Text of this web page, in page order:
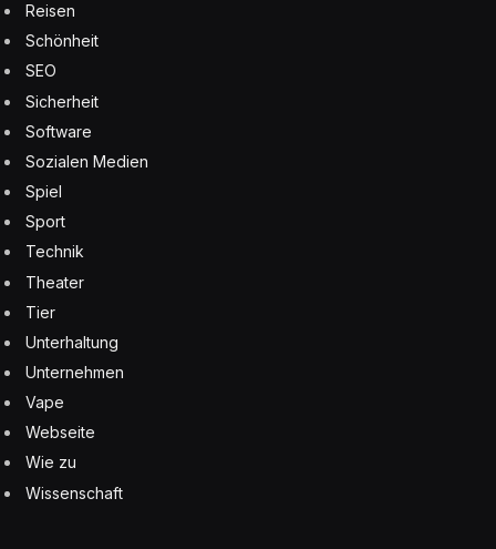
Reisen
Schönheit
SEO
Sicherheit
Software
Sozialen Medien
Spiel
Sport
Technik
Theater
Tier
Unterhaltung
Unternehmen
Vape
Webseite
Wie zu
Wissenschaft